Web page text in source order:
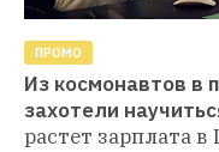
ПРОМО
Из космонавтов в
захотели
растет зарплата в